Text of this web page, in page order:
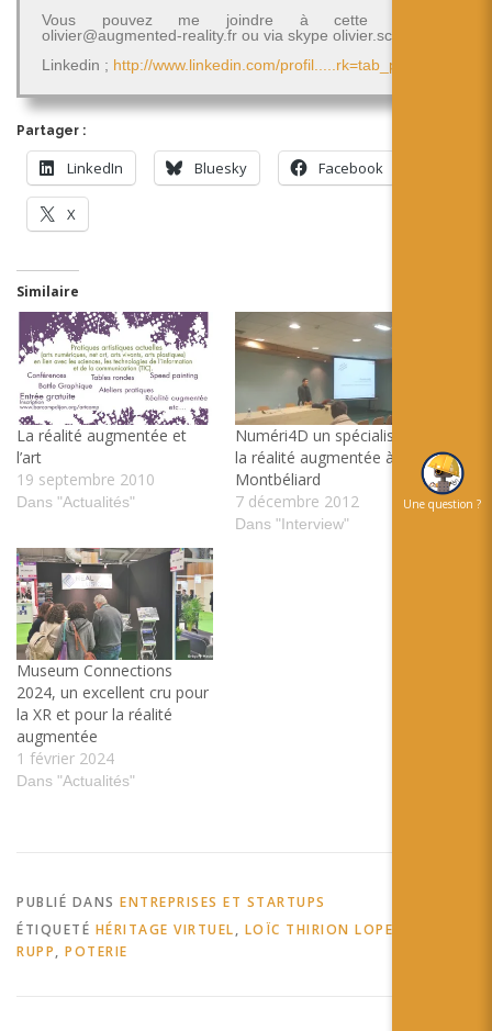
Vous pouvez me joindre à cette adresse
olivier@augmented-reality.fr ou via skype olivier.schimpf
Linkedin ; http://www.linkedin.com/profil.....rk=tab_pro
Partager :
LinkedIn Bluesky Facebook
X
Similaire
La réalité augmentée et
l’art
19 septembre 2010
Dans "Actualités"
Numéri4D un spécialiste de
la réalité augmentée à
Montbéliard
7 décembre 2012
Dans "Interview"
Museum Connections
2024, un excellent cru pour
la XR et pour la réalité
augmentée
1 février 2024
Dans "Actualités"
PUBLIÉ DANS ENTREPRISES ET STARTUPS
ÉTIQUETÉ HÉRITAGE VIRTUEL, LOÏC THIRION LOPEZ
RUPP, POTERIE
Une question ?